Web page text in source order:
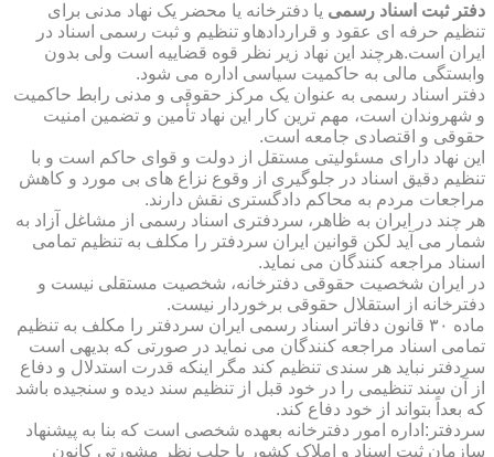
دفتر ثبت اسناد رسمی یا دفترخانه یا محضر یک نهاد مدنی برای
تنظیم حرفه ای عقود و قراردادهاو تنظیم و ثبت رسمی اسناد در
ایران است.هرچند این نهاد زیر نظر قوه قضاییه است ولی بدون
وابستگی مالی به حاکمیت سیاسی اداره می شود.
دفتر اسناد رسمی به عنوان یک مرکز حقوقی و مدنی رابط حاکمیت
و شهروندان است، مهم ترین کار این نهاد تأمین و تضمین امنیت
حقوقی و اقتصادی جامعه است.
این نهاد دارای مسئولیتی مستقل از دولت و قوای حاکم است و با
تنظیم دقیق اسناد در جلوگیری از وقوع نزاع های بی مورد و کاهش
مراجعات مردم به محاکم دادگستری نقش دارند.
هر چند در ایران به ظاهر، سردفتری اسناد رسمی از مشاغل آزاد به
شمار می آید لکن قوانین ایران سردفتر را مکلف به تنظیم تمامی
اسناد مراجعه کنندگان می نماید.
در ایران شخصیت حقوقی دفترخانه، شخصیت مستقلی نیست و
دفترخانه از استقلال حقوقی برخوردار نیست.
ماده ۳۰ قانون دفاتر اسناد رسمی ایران سردفتر را مکلف به تنظیم
تمامی اسناد مراجعه کنندگان می نماید در صورتی که بدیهی است
سردفتر نباید هر سندی تنظیم کند مگر اینکه قدرت استدلال و دفاع
از آن سند تنظیمی را در خود قبل از تنظیم سند دیده و سنجیده باشد
که بعداً بتواند از خود دفاع کند.
سردفتر:اداره امور دفترخانه بعهده شخصی است که بنا به پیشنهاد
سازمان ثبت اسناد و املاک کشور با جلب نظر مشورتی کانون